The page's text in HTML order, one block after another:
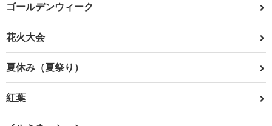
ゴールデンウィーク
花火大会
夏休み（夏祭り）
紅葉